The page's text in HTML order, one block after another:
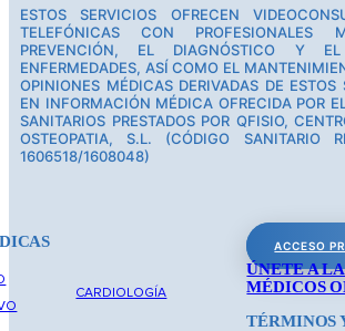
ESTOS SERVICIOS OFRECEN
TELEFÓNICAS CON PROFESIONALES
PREVENCIÓN, EL DIAGNÓSTICO Y
ENFERMEDADES, ASÍ COMO EL
OPINIONES MÉDICAS DERIVADAS DE ESTOS
EN INFORMACIÓN MÉDICA OFRECIDA POR
SANITARIOS PRESTADOS POR QFISIO,
OSTEOPATIA, S.L. (CÓDIGO SANITARIO
1606518/1608048)
CARDIOLOGÍA
ACCESO
ÚNETE A
MÉDICOS
TÉRMINOS